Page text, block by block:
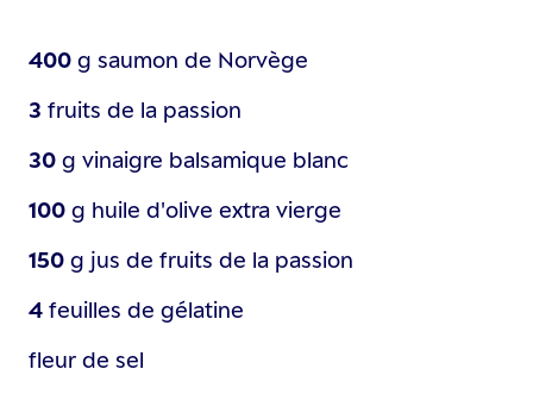
400 g saumon de Norvège
3 fruits de la passion
30 g vinaigre balsamique blanc
100 g huile d'olive extra vierge
150 g jus de fruits de la passion
4 feuilles de gélatine
fleur de sel